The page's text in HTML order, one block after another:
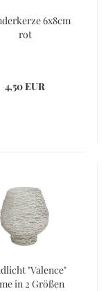
6x8cm
rot
4,50 EUR
"Valence"
in 2 Größen